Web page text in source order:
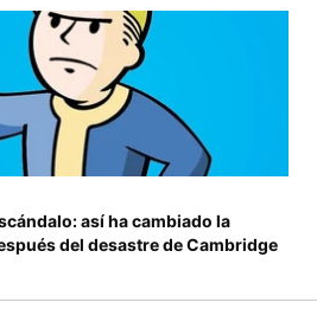
así ha cambiado la
del desastre de Cambridge